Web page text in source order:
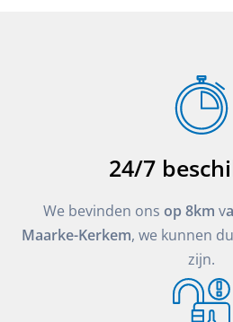
24/7
We bevinden ons op 8km v
Maarke-Kerkem, we kunnen
zijn.